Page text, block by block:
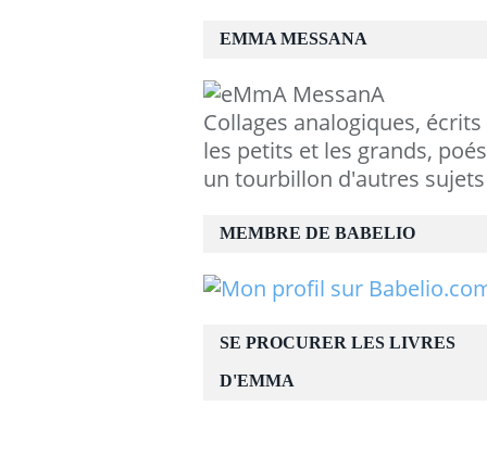
EMMA MESSANA
Collages analogiques,
les petits et les grands,
un tourbillon d'autres sujets
MEMBRE DE BABELIO
SE PROCURER LES LIVRES
D'EMMA